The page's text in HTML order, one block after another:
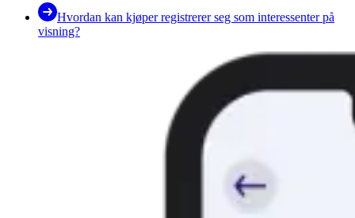
Hvordan kan kjøper registrerer seg som interessenter på
visning?